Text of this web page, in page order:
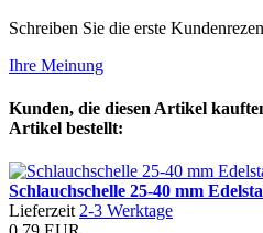
Schreiben Sie die erste
Ihre Meinung
Kunden, die diesen Artikel
Artikel bestellt:
Schlauchschelle 25-40 mm
Lieferzeit2-3 Werktage